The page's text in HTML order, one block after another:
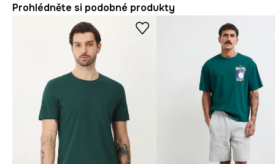
Prohlédněte si podobné produkty